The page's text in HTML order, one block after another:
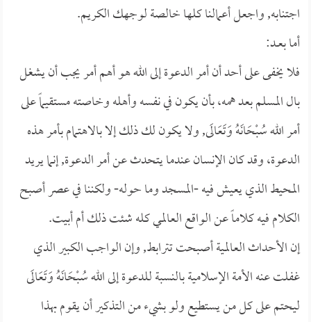
اجتنابه, واجعل أعمالنا كلها خالصة لوجهك الكريم.
أما بعــد:
فلا يخفى على أحد أن أمر الدعوة إلى الله هو أهم أمر يجب أن يشغل
بال المسلم بعد همه، بأن يكون في نفسه وأهله وخاصته مستقيماً على
أمر الله سُبْحَانَهُ وَتَعَالَى, ولا يكون لك ذلك إلا بالاهتمام بأمر هذه
الدعوة، وقد كان الإنسان عندما يتحدث عن أمر الدعوة, إنما يريد
المحيط الذي يعيش فيه -المسجد وما حوله- ولكننا في عصر أصبح
الكلام فيه كلاماً عن الواقع العالمي كله شئت ذلك أم أبيت.
إن الأحداث العالمية أصبحت تترابط, وإن الواجب الكبير الذي
غفلت عنه الأمة الإسلامية بالنسبة للدعوة إلى الله سُبْحَانَهُ وَتَعَالَى
ليحتم على كل من يستطيع ولو بشيء من التذكير أن يقوم بهذا